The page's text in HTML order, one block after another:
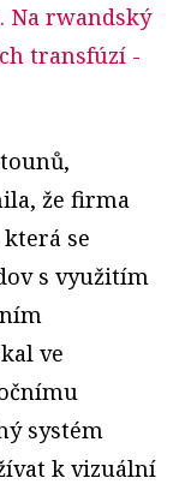
Na rwandský
transfúzí -
že firma
se
s využitím
ve
systém
k vizuální